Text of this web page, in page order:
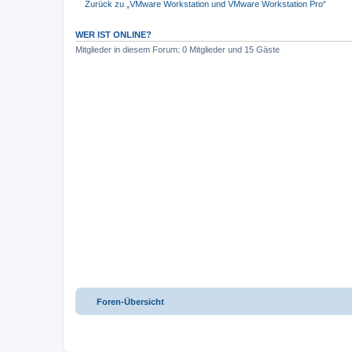
Zurück zu „VMware Workstation und VMware Workstation Pro“
WER IST ONLINE?
Mitglieder in diesem Forum: 0 Mitglieder und 15 Gäste
Foren-Übersicht